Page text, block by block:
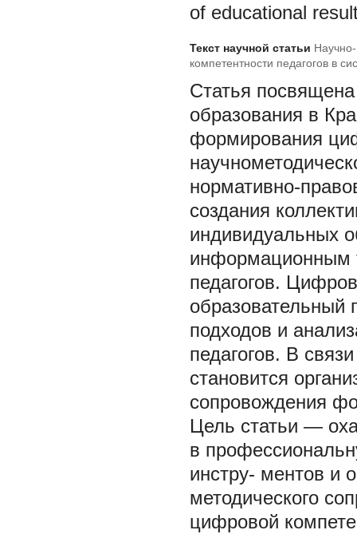
of educational
Текст научной статьи
компетентности педагогов в
Статья
образования в
формирования
нормативно-
создания
индивидуальных
информационным
педагогов.
образовательный
подходов и
педагогов. В
становится
сопровождения
Цель статьи —
в
инстру- ментов и
методического
цифровой